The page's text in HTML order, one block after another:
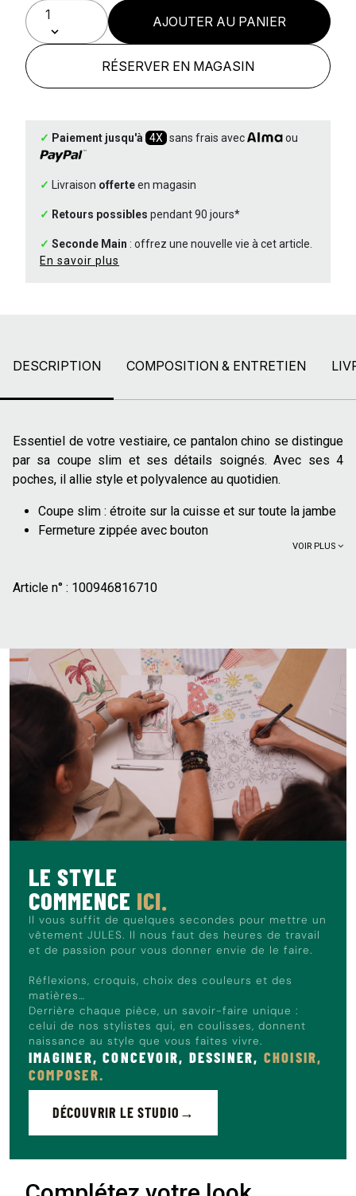
AJOUTER AU PANIER
RÉSERVER EN MAGASIN
✓ Paiement jusqu'à 4X sans frais avec ou
✓ Livraison offerteen magasin
✓ Retours possibles pendant 90 jours*
✓ Seconde Main : offrez une nouvelle vie à cet article.
En savoir plus
DESCRIPTION COMPOSITION & ENTRETIEN
Essentiel de votre vestiaire, ce pantalon chino se distingue
par sa coupe slim et ses détails soignés. Avec ses 4
poches, il allie style et polyvalence au quotidien.
Coupe slim : étroite sur la cuisse et sur toute la jambe
Fermeture zippée avec bouton
Passants pour ceinture
insecticides, engrais). Plus de 70% des cultures de
coton issu de l'agriculture biologique n'utilisent pas
d'irrigation artificielle et se contentent de l'eau de pluie
Ce chino est une pièce polyvalente qui s'adapte à de
nombreux styles. Pour une allure décontractée, portez-le
avec un t-shirt simple et des baskets. Pour un look plus
formel, associez-le à une chemise bien coupée et une
paire de derbies. Il se marie également très bien avec un
polo pour un style preppy ou une surchemise pour une
Le mannequin mesure 1m86 et porte du 40.
VOIR PLUS
Article n° : 100946816710
LE STYLE
COMMENCE ICI.
Il vous suffit de quelques secondes pour mettre un
vêtement JULES. Il nous faut des heures de travail
et de passion pour vous donner envie de le faire.
Réflexions, croquis, choix des couleurs et des
matières…
Derrière chaque pièce, un savoir-faire unique :
celui de nos stylistes qui, en coulisses, donnent
naissance au style que vous faites vivre.
IMAGINER, CONCEVOIR, DESSINER, CHOISIR,
COMPOSER.
DÉCOUVRIR LE STUDIO